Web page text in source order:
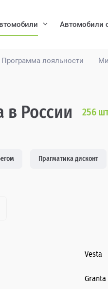
Программа лояльности
Автомобили
в России 256
Прагматика дисконт
Vesta